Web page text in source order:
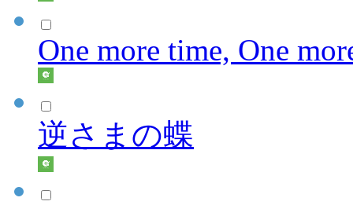
One more time, One
逆さまの蝶